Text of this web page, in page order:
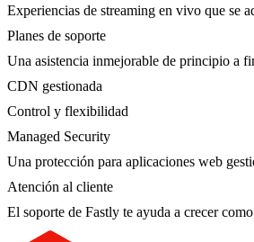
Experiencias de streaming en vivo que se
Planes de soporte
Una asistencia inmejorable de principio a
CDN gestionada
Control y flexibilidad
Managed Security
Una protección para aplicaciones web
Atención al cliente
El soporte de Fastly te ayuda a crecer